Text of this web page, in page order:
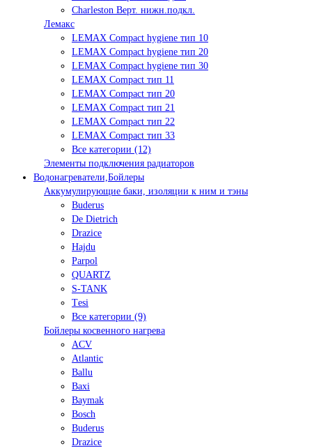
Charleston Верт. нижн.подкл.
Лемакс
LEMAX Compact hygiene тип 10
LEMAX Compact hygiene тип 20
LEMAX Compact hygiene тип 30
LEMAX Compact тип 11
LEMAX Compact тип 20
LEMAX Compact тип 21
LEMAX Compact тип 22
LEMAX Compact тип 33
Все категории (12)
Элементы подключения радиаторов
Водонагреватели,Бойлеры
Аккумулирующие баки, изоляции к ним и тэны
Buderus
De Dietrich
Drazice
Hajdu
Parpol
QUARTZ
S-TANK
Tеsi
Все категории (9)
Бойлеры косвенного нагрева
ACV
Atlantic
Ballu
Baxi
Baymak
Bosch
Buderus
Drazice